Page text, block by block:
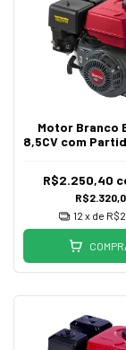
Motor Branco
8,5CV com
R$2.250,40
12 x de